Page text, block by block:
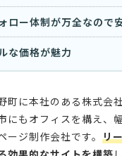
ロー体制が万全なので
な価格が魅力
町に本社のある株式会
にもオフィスを構え、
ージ制作会社です。 リ